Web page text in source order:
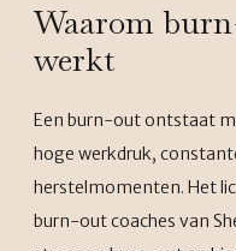
Waarom
werkt
Een burn-out ontstaat
hoge werkdruk,
herstelmomenten. Het
burn-out coaches van